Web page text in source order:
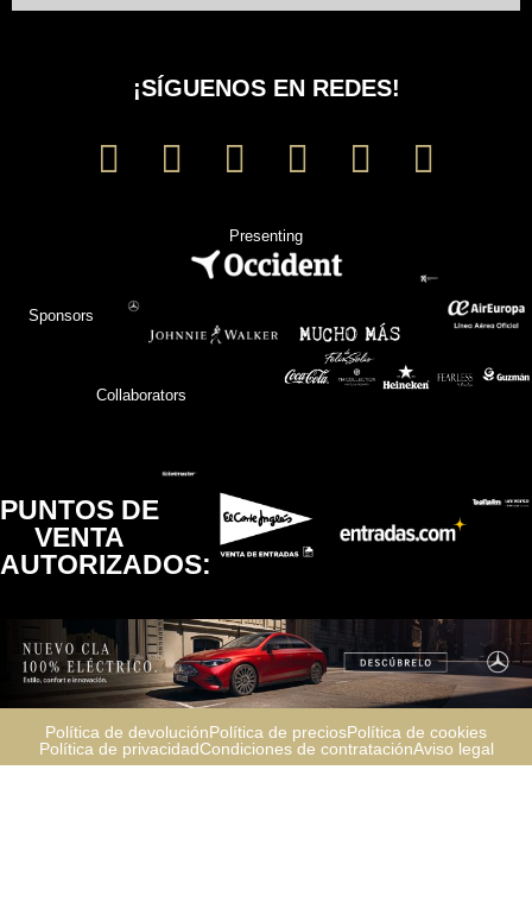
¡SÍGUENOS EN REDES!
Presenting
Sponsors
Collaborators
PUNTOS DE
VENTA
AUTORIZADOS:
Política de devoluciónPolítica de preciosPolítica de cookies
Política de privacidadCondiciones de contrataciónAviso legal